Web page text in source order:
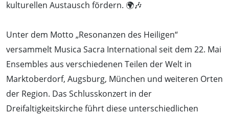
kulturellen Austausch fördern. 🌍🎶
Unter dem Motto „Resonanzen des Heiligen“
versammelt Musica Sacra International seit dem 22. Mai
Ensembles aus verschiedenen Teilen der Welt in
Marktoberdorf, Augsburg, München und weiteren Orten
der Region. Das Schlusskonzert in der
Dreifaltigkeitskirche führt diese unterschiedlichen